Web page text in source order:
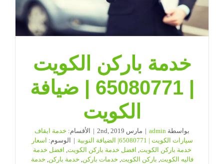
خدمة باركن الكويت
| 65080771 | ضيافة
الكويت
بواسطة admin
| مارس 2nd, 2019 | الأقسام: خدمة ايقاف
سيارات الكويت | 65080771| الضيافة النوبية
| الوسوم: اسعار
خدمة باركن الكويت افضل خدمة باركن الكويت افضل خدمة
فاليه الكويت باركن الكويت خدمات باركن خدمة باركن خدمة